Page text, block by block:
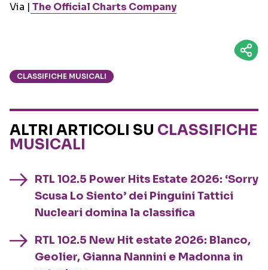
Via | The Official Charts Company
CLASSIFICHE MUSICALI
ALTRI ARTICOLI SU CLASSIFICHE
MUSICALI
RTL 102.5 Power Hits Estate 2026: ‘Sorry
Scusa Lo Siento’ dei Pinguini Tattici
Nucleari domina la classifica
RTL 102.5 New Hit estate 2026: Blanco,
Geolier, Gianna Nannini e Madonna in